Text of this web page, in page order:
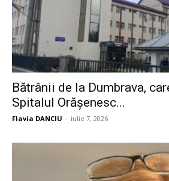
Bătrânii de la Dumbrava,
Spitalul Orășenesc...
Flavia DANCIU - iulie 7, 2026